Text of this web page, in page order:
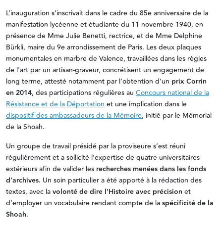
L’inauguration s’inscrivait dans le cadre du 85e anniversaire de la
manifestation lycéenne et étudiante du 11 novembre 1940, en
présence de Mme Julie Benetti, rectrice, et de Mme Delphine
Bürkli, maire du 9e arrondissement de Paris. Les deux plaques
monumentales en marbre de Valence, travaillées dans les règles
de l'art par un artisan-graveur, concrétisent un engagement de
long terme, attesté notamment par l’obtention d’un prix Corrin
en 2014, des participations régulières au Concours national de la
Résistance et de la Déportationet une implication dans le
dispositif des ambassadeurs de la Mémoire, initié par le Mémorial
de la Shoah.
Un groupe de travail présidé par la proviseure s’est réuni
régulièrement et a sollicité l’expertise de quatre universitaires
extérieurs afin de valider les recherches menées dans les fonds
d’archives. Un soin particulier a été apporté à la rédaction des
textes, avec lavolonté de dire l’Histoire avec précision et
d’employer un vocabulaire rendant compte de laspécificité de la
Shoah.